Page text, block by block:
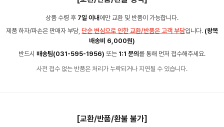
상품 수령 후 7일 이내에만 교환 및 반품이 가능합니다.
제품 하자/파손은 판매자 부담, 단순 변심으로 인한 교환/반품은 고객 부담입니다. (왕복
배송비 6,000원)
반드시 배송팀(031-595-1956) 또는 1:1 문의를 통해 먼저 접수해주세요.
사전 접수 없는 반품은 처리가 누락되거나 지연될 수 있습니다.
[교환/반품/환불 불가]